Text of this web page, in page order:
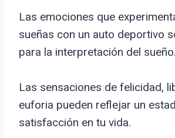
Las emociones que
sueñas con un auto deportivo
para la interpretación del sueño.
Las sensaciones de felicidad,
euforia pueden reflejar un
satisfacción en tu vida.